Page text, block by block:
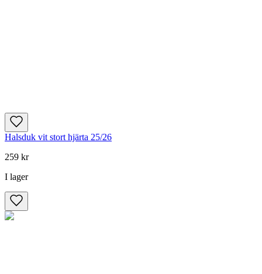
Halsduk vit stort hjärta 25/26
259 kr
I lager